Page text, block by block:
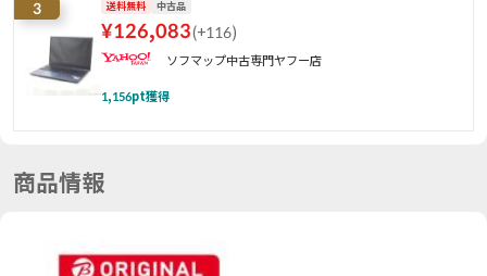
3 送料無料 中古品
¥126,083(+116)
ソフマップ中古専門ヤフー店
1,156pt獲得
商品情報